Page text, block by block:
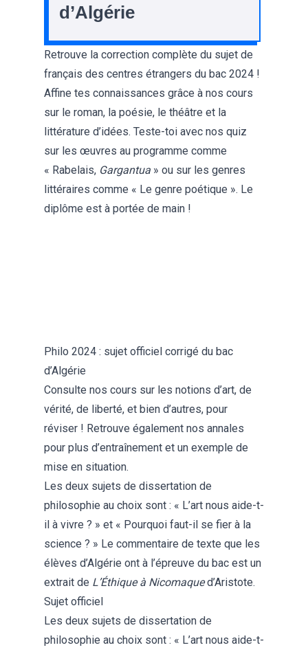
d’Algérie
Retrouve la correction complète du sujet de
français des centres étrangers du bac 2024 !
Affine tes connaissances grâce à nos cours
sur le roman, la poésie, le théâtre et la
littérature d’idées. Teste-toi avec nos quiz
sur les œuvres au programme comme
« Rabelais, Gargantua » ou sur les genres
littéraires comme « Le genre poétique ». Le
diplôme est à portée de main !
Philo 2024 : sujet officiel corrigé du bac
d’Algérie
Consulte nos cours sur les notions d’art, de
vérité, de liberté, et bien d’autres, pour
réviser ! Retrouve également nos annales
pour plus d’entraînement et un exemple de
mise en situation.
Les deux sujets de dissertation de
philosophie au choix sont : « L’art nous aide-t-
il à vivre ? » et « Pourquoi faut-il se fier à la
science ? » Le commentaire de texte que les
élèves d’Algérie ont à l’épreuve du bac est un
extrait de L’Éthique à Nicomaqued’Aristote.
Sujet officiel
Les deux sujets de dissertation de
philosophie au choix sont : « L’art nous aide-t-